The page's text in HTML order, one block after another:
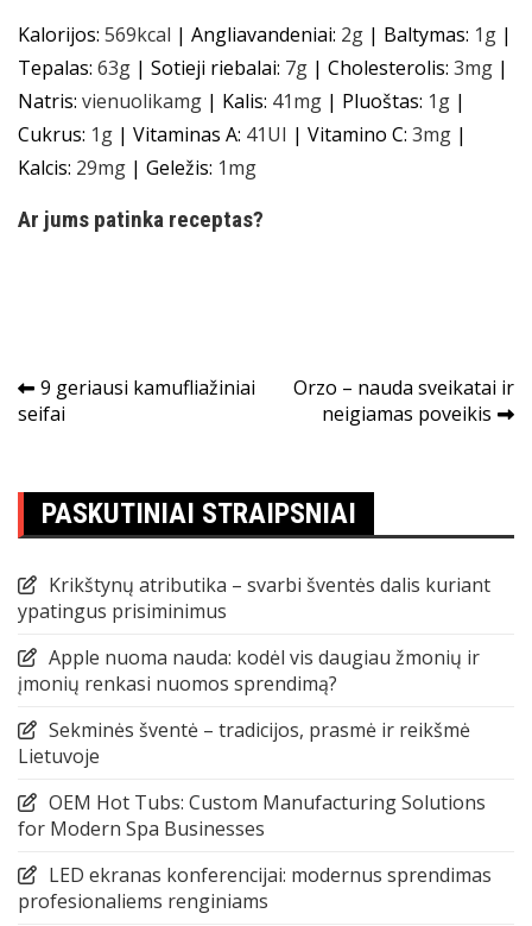
Kalorijos: 569kcal | Angliavandeniai: 2g | Baltymas: 1g |
Tepalas: 63g | Sotieji riebalai: 7g | Cholesterolis: 3mg |
Natris: vienuolikamg | Kalis: 41mg | Pluoštas: 1g |
Cukrus: 1g | Vitaminas A: 41UI | Vitamino C: 3mg |
Kalcis: 29mg | Geležis: 1mg
Ar jums patinka receptas?
Navigacija
tarp
9 geriausi kamufliažiniai
seifai
Orzo – nauda sveikatai ir
neigiamas poveikis
PASKUTINIAI STRAIPSNIAI
Krikštynų atributika – svarbi šventės dalis kuriant
ypatingus prisiminimus
Apple nuoma nauda: kodėl vis daugiau žmonių ir
įmonių renkasi nuomos sprendimą?
Sekminės šventė – tradicijos, prasmė ir reikšmė
Lietuvoje
OEM Hot Tubs: Custom Manufacturing Solutions
for Modern Spa Businesses
LED ekranas konferencijai: modernus sprendimas
profesionaliems renginiams